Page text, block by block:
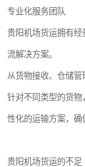
专业化服务团队
贵阳机场货运拥有
流解决方案。
从货物接收、仓储管
针对不同类型的货
性化的运输方案，确
贵阳机场货运的不足